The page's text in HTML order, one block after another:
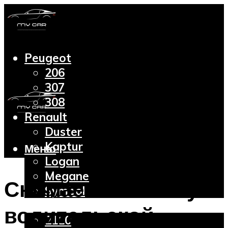
Peugeot
206
307
308
Renault
Duster
Kaptur
Logan
Megane
Symbol
2110
Меню
Снимаем обшивку
водительской